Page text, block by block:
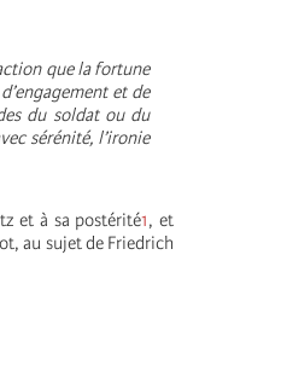
que la fortune
et de
du soldat ou du
sérénité, l’ironie
et à sa postérité1, et
au sujet de Friedrich